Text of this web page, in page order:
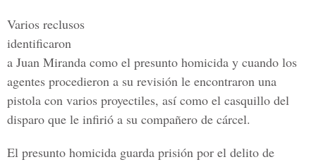
Varios reclusos
identificaron
a Juan Miranda como el presunto homicida y cuando los
agentes procedieron a su revisión le encontraron una
pistola con varios proyectiles, así como el casquillo del
disparo que le infirió a su compañero de cárcel.
El presunto homicida guarda prisión por el delito de